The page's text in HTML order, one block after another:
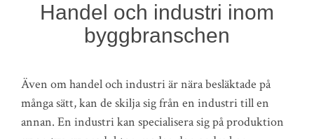
Handel och industri inom
byggbranschen
Även om handel och industri är nära besläktade på
många sätt, kan de skilja sig från en industri till en
annan. En industri kan specialisera sig på produktion